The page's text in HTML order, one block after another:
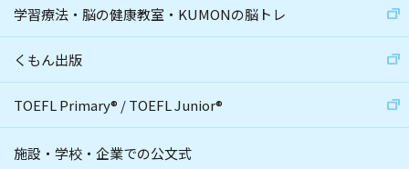
学習療法・脳の健康教室・KUMONの脳トレ
くもん出版
TOEFL Primary® /TOEFL Junior®
施設・学校・企業での公文式